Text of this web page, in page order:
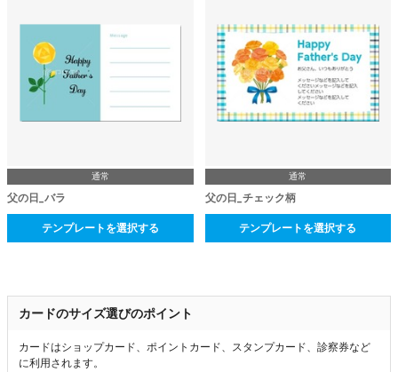
通常
父の日_バラ
テンプレートを選択する
通常
父の日_チェック柄
テンプレートを選択する
カードのサイズ選びのポイント
カードはショップカード、ポイントカード、スタンプカード、診察券など
に利用されます。